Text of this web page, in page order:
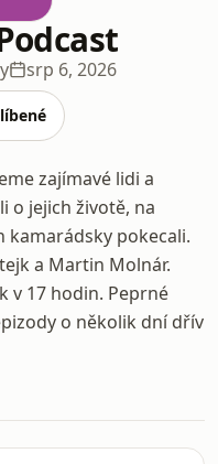
srp 6, 2026
zajímavé lidi a
o jejich životě, na
kamarádsky pokecali.
a Martin Molnár.
v 17 hodin. Peprné
o několik dní dřív